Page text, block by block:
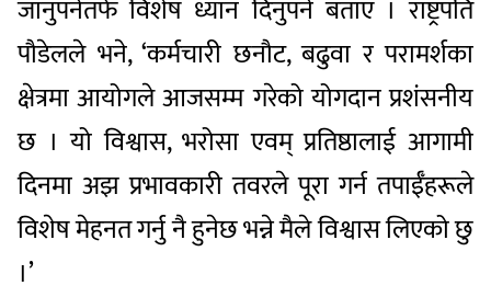
जानुपर्नेतर्फ विशेष ध्यान दिनुपर्ने बताए । राष्ट्रपति
पौडेलले भने, ‘कर्मचारी छनौट, बढुवा र परामर्शका
क्षेत्रमा आयोगले आजसम्म गरेको योगदान प्रशंसनीय
छ । यो विश्वास, भरोसा एवम् प्रतिष्ठालाई आगामी
दिनमा अझ प्रभावकारी तवरले पूरा गर्न तपाईँहरूले
विशेष मेहनत गर्नु नै हुनेछ भन्ने मैले विश्वास लिएको छु
।’